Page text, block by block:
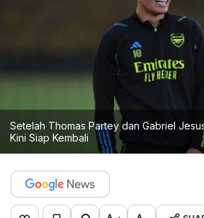
Setelah Thomas Partey dan Gabriel
Kini Siap Kembali